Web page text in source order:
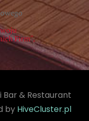
Bar & Restaurant
by HiveCluster.pl